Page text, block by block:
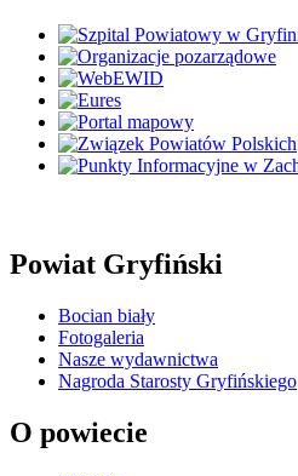
Powiat Gryfiński
Bocian biały
Fotogaleria
Nasze wydawnictwa
Nagroda Starosty Gryfińskiego
O powiecie